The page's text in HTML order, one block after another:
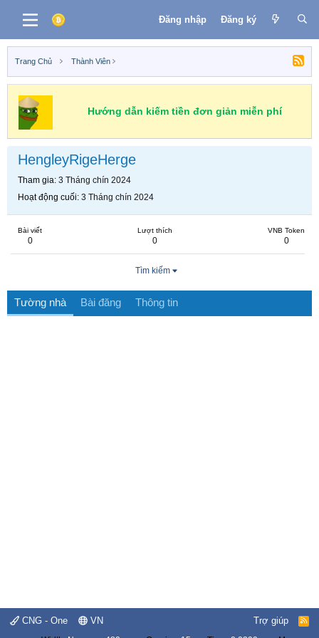
Đăng nhập Đăng ký
Trang Chủ Thành Viên
Hướng dẫn kiếm tiền đơn giản miễn phí
HengleyRigeHerge
Tham gia 3 Tháng chín 2024
Hoạt động cuối 3 Tháng chín 2024
Bài viết
0
Lượt thích
0
VNB Token
0
Tìm kiếm
Tường nhà Bài đăng Thông tin
CNG - One VN Trợ giúp
R